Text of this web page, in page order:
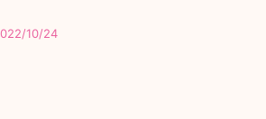
10/24